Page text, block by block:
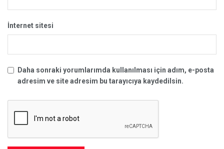
İnternet sitesi
Daha sonraki yorumlarımda kullanılması için adım, e-posta
adresim ve site adresim bu tarayıcıya kaydedilsin.